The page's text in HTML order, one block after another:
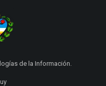
de la Información.